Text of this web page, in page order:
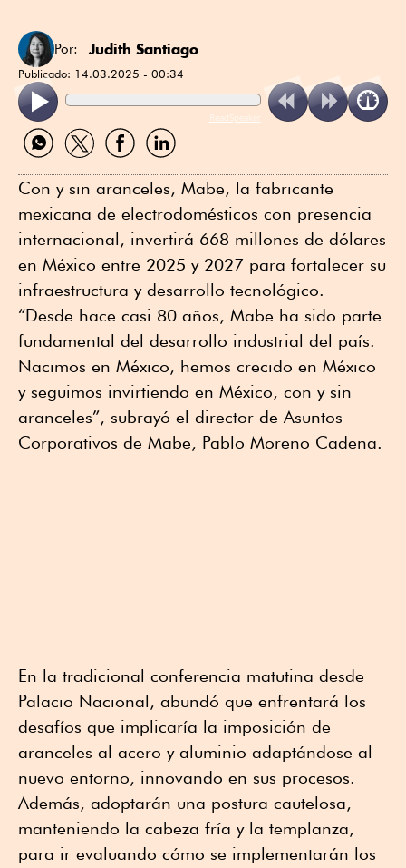
Por: Judith Santiago
Publicado: 14.03.2025 - 00:34
ReadSpeaker
Compartir
por
Compartir
por
Compartir
por
Compartir
por
Con y sin aranceles, Mabe, la fabricante
mexicana de electrodomésticos con presencia
internacional, invertirá 668 millones de dólares
en México entre 2025 y 2027 para fortalecer su
infraestructura y desarrollo tecnológico.
“Desde hace casi 80 años, Mabe ha sido parte
fundamental del desarrollo industrial del país.
Nacimos en México, hemos crecido en México
y seguimos invirtiendo en México, con y sin
aranceles”, subrayó el director de Asuntos
Corporativos de Mabe, Pablo Moreno Cadena.
En la tradicional conferencia matutina desde
Palacio Nacional, abundó que enfrentará los
desafíos que implicaría la imposición de
aranceles al acero y aluminio adaptándose al
nuevo entorno, innovando en sus procesos.
Además, adoptarán una postura cautelosa,
manteniendo la cabeza fría y la templanza,
para ir evaluando cómo se implementarán los